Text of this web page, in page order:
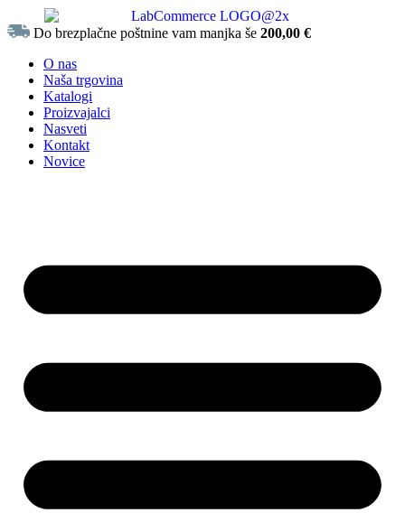
Do brezplačne poštnine vam manjka še200,00€
O nas
Naša trgovina
Katalogi
Proizvajalci
Nasveti
Kontakt
Novice